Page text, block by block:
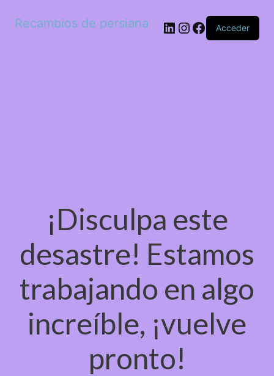
Recambios de persiana LinkedIn
Instagram
Facebook
Acceder
¡Disculpa este
desastre! Estamos
trabajando en algo
increíble, ¡vuelve
pronto!